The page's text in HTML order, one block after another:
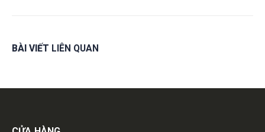
BÀI VIẾT LIÊN QUAN
Get in touch